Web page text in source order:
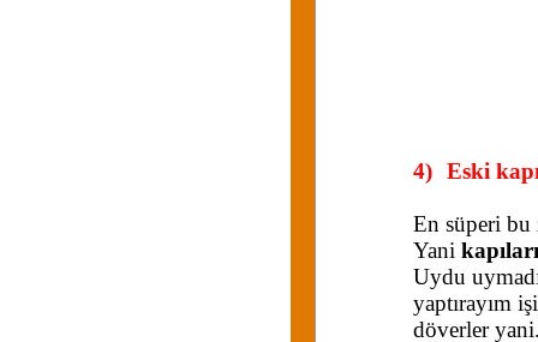
4) Eski
En süperi bu
Yani
Uydu
yaptırayım
döverler